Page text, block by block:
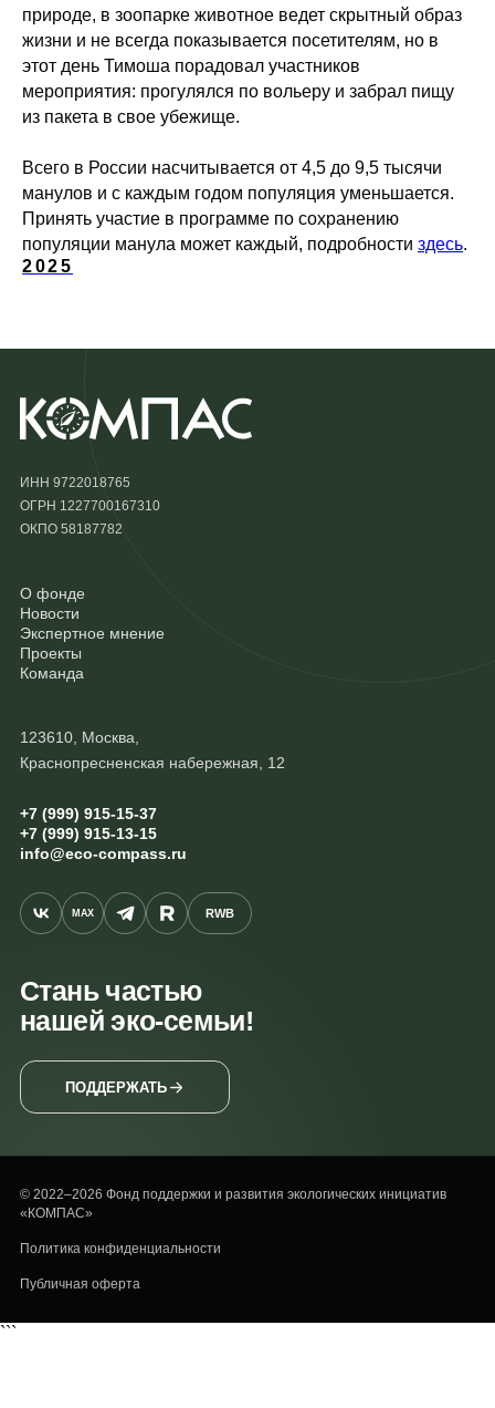
природе, в зоопарке животное ведет скрытный образ
жизни и не всегда показывается посетителям, но в
этот день Тимоша порадовал участников
мероприятия: прогулялся по вольеру и забрал пищу
из пакета в свое убежище.
Всего в России насчитывается от 4,5 до 9,5 тысячи
манулов и с каждым годом популяция уменьшается.
Принять участие в программе по сохранению
популяции манула может каждый, подробности здесь.
2025
ИНН 9722018765
ОГРН 1227700167310
ОКПО 58187782
О фонде
Новости
Экспертное мнение
Проекты
Команда
123610, Москва,
Краснопресненская набережная, 12
+7 (999) 915-15-37
+7 (999) 915-13-15
info@eco-compass.ru
MAX RWB
Стань частью
нашей эко-семьи!
ПОДДЕРЖАТЬ
© 2022–2026 Фонд поддержки и развития экологических инициатив
«КОМПАС»
Политика конфиденциальности
Публичная оферта
```